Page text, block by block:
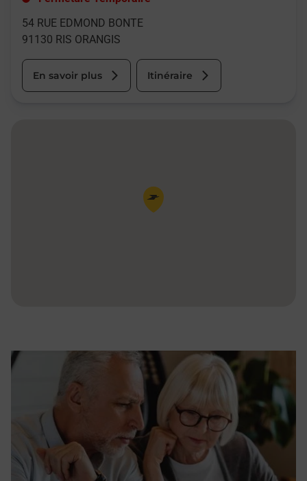
54 RUE EDMOND BONTE
91130 RIS ORANGIS
En savoir plus Itinéraire
Pin de la carte